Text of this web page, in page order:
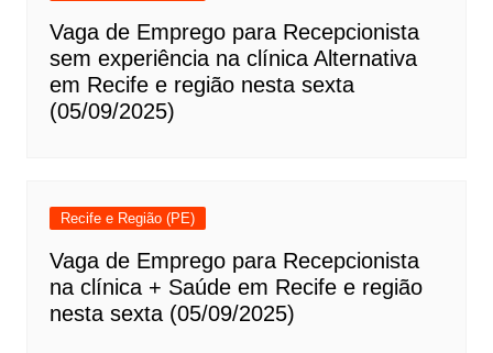
Vaga de Emprego para Recepcionista
sem experiência na clínica Alternativa
em Recife e região nesta sexta
(05/09/2025)
Recife e Região (PE)
Vaga de Emprego para Recepcionista
na clínica + Saúde em Recife e região
nesta sexta (05/09/2025)